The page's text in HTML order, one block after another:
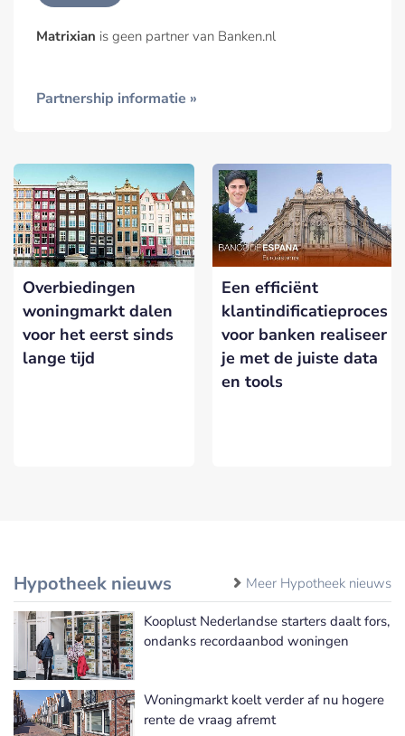
Matrixian is geen partner van Banken.nl
Partnership informatie »
Overbiedingen
woningmarkt dalen
voor het eerst sinds
lange tijd
Een efficiënt
klantindificatieproces
voor banken realiseer
je met de juiste data
en tools
Hypotheek nieuws Meer Hypotheek nieuws
Kooplust Nederlandse starters daalt fors,
ondanks recordaanbod woningen
Woningmarkt koelt verder af nu hogere
rente de vraag afremt